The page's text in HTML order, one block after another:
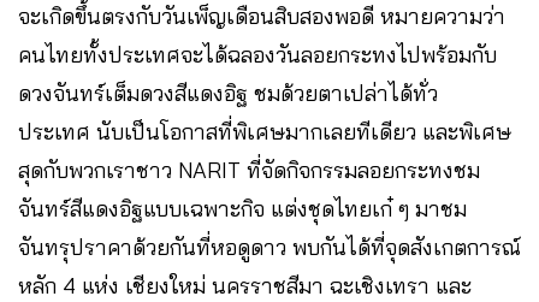
จะเกิดขึ้นตรงกับวันเพ็ญเดือนสิบสองพอดี หมายความว่า
คนไทยทั้งประเทศจะได้ฉลองวันลอยกระทงไปพร้อมกับ
ดวงจันทร์เต็มดวงสีแดงอิฐ ชมด้วยตาเปล่าได้ทั่ว
ประเทศ นับเป็นโอกาสที่พิเศษมากเลยทีเดียว และพิเศษ
สุดกับพวกเราชาว NARIT ที่จัดกิจกรรมลอยกระทงชม
จันทร์สีแดงอิฐแบบเฉพาะกิจ แต่งชุดไทยเก๋ ๆ มาชม
จันทรุปราคาด้วยกันที่หอดูดาว พบกันได้ที่จุดสังเกตการณ์
หลัก 4 แห่ง เชียงใหม่ นครราชสีมา ฉะเชิงเทรา และ